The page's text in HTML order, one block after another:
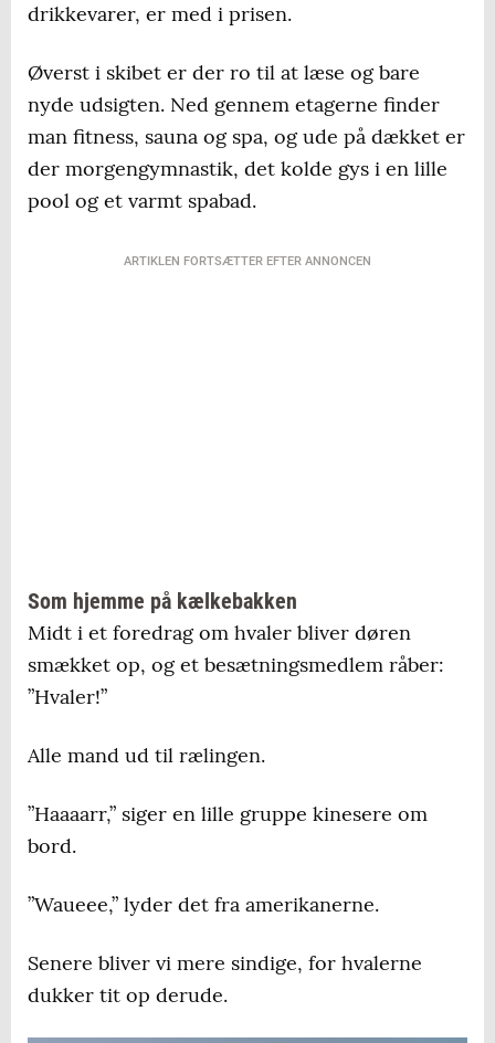
drikkevarer, er med i prisen.
Øverst i skibet er der ro til at læse og bare
nyde udsigten. Ned gennem etagerne finder
man fitness, sauna og spa, og ude på dækket er
der morgengymnastik, det kolde gys i en lille
pool og et varmt spabad.
ARTIKLEN FORTSÆTTER EFTER ANNONCEN
Som hjemme på kælkebakken
Midt i et foredrag om hvaler bliver døren
smækket op, og et besætningsmedlem råber:
”Hvaler!”
Alle mand ud til rælingen.
”Haaaarr,” siger en lille gruppe kinesere om
bord.
”Waueee,” lyder det fra amerikanerne.
Senere bliver vi mere sindige, for hvalerne
dukker tit op derude.